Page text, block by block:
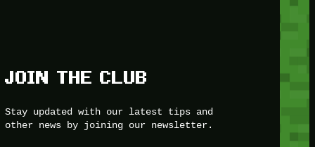
JOIN THE CLUB
Stay updated with our latest tips and
other news by joining our newsletter.